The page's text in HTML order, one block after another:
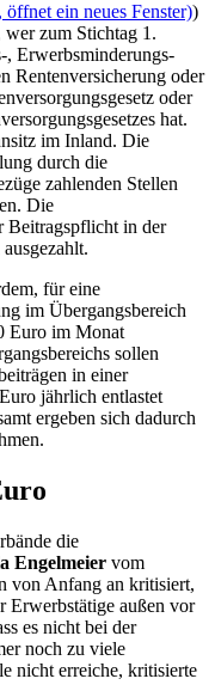
ein neues Fenster))
wer zum Stichtag 1.
, Erwerbsminderungs-
Rentenversicherung oder
oder
hat.
im Inland. Die
durch die
zahlenden Stellen
Die
Beitragspflicht in der
für eine
im Übergangsbereich
Euro im Monat
sollen
in einer
jährlich entlastet
ergeben sich dadurch
die
Engelmeier vom
von Anfang an kritisiert,
Erwerbstätige außen vor
es nicht bei der
noch zu viele
nicht erreiche, kritisierte